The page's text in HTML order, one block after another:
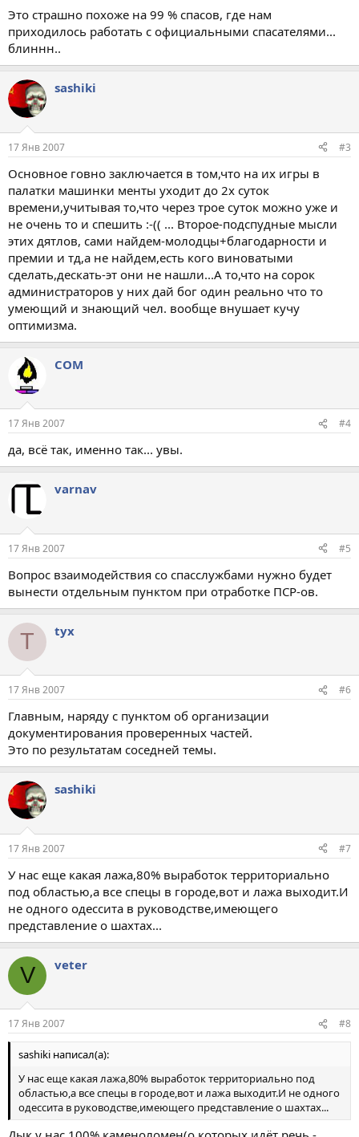
Это страшно похоже на 99 % спасов, где нам
приходилось работать с официальными спасателями...
блиннн..
sashiki
17 Янв 2007 #3
Основное говно заключается в том,что на их игры в
палатки машинки менты уходит до 2х суток
времени,учитывая то,что через трое суток можно уже и
не очень то и спешить :-(( ... Второе-подспудные мысли
этих дятлов, сами найдем-молодцы+благодарности и
премии и тд,а не найдем,есть кого виноватыми
сделать,дескать-эт они не нашли...А то,что на сорок
администраторов у них дай бог один реально что то
умеющий и знающий чел. вообще внушает кучу
оптимизма.
COM
17 Янв 2007 #4
да, всё так, именно так... увы.
varnav
17 Янв 2007 #5
Вопрос взаимодействия со спасслужбами нужно будет
вынести отдельным пунктом при отработке ПСР-ов.
T tyx
17 Янв 2007 #6
Главным, наряду с пунктом об организации
документирования проверенных частей.
Это по результатам соседней темы.
sashiki
17 Янв 2007 #7
У нас еще какая лажа,80% выработок территориально
под областью,а все спецы в городе,вот и лажа выходит.И
не одного одессита в руководстве,имеющего
представление о шахтах...
V veter
17 Янв 2007 #8
sashiki написал(а):
У нас еще какая лажа,80% выработок территориально под
областью,а все спецы в городе,вот и лажа выходит.И не одного
одессита в руководстве,имеющего представление о шахтах...